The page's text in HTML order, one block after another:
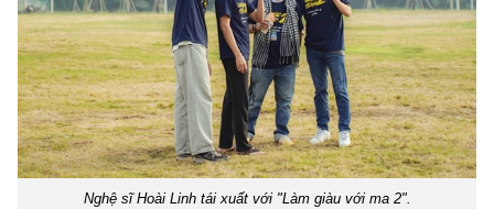
Nghệ sĩ Hoài Linh tái xuất với "Làm giàu với ma 2".